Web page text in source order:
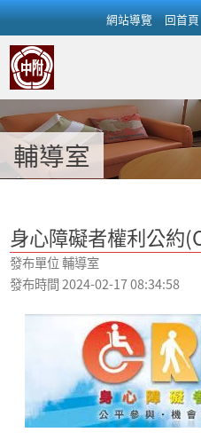
跳過上區塊
::: 網站導覽 回首頁
身心障礙者權利
輔導室
:::
身心障礙者權利公約
發布單位 輔導室
發布時間 2024-02-17 08:34:58